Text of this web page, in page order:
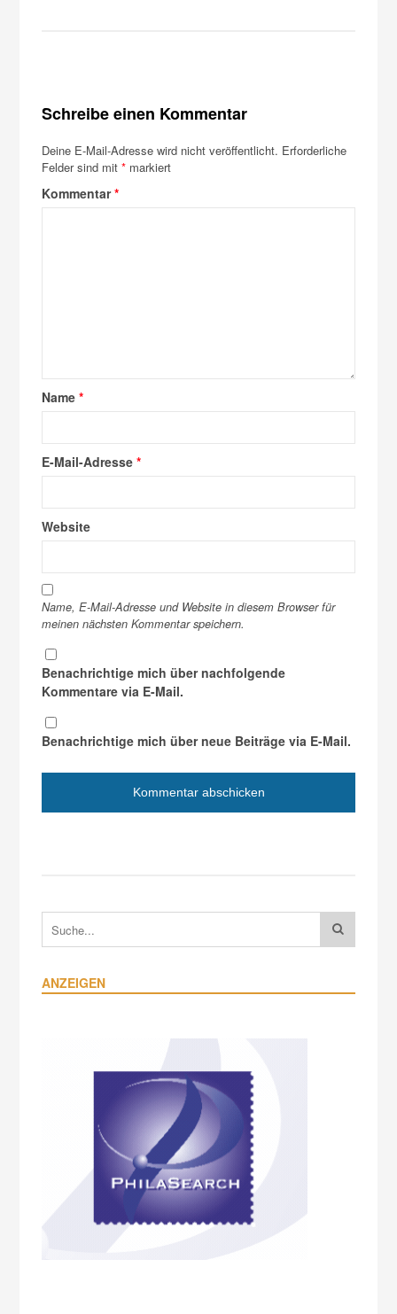
Schreibe einen Kommentar
Deine E-Mail-Adresse wird nicht veröffentlicht. Erforderliche
Felder sind mit* markiert
Kommentar*
Name*
E-Mail-Adresse*
Website
Name, E-Mail-Adresse und Website in diesem Browser für
meinen nächsten Kommentar speichern.
Benachrichtige mich über nachfolgende
Kommentare via E-Mail.
Benachrichtige mich über neue Beiträge via E-Mail.
ANZEIGEN